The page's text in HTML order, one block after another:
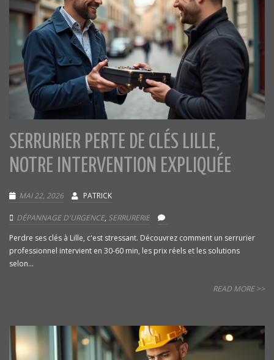
SERRURIER PERTE DE CLÉS LILLE,
NOTRE INTERVENTION EXPLIQUÉE
MAI 22, 2026 PATRICK
DÉPANNAGE D'URGENCE, SERRURERIE
Perdre ses clés à Lille, c'est stressant. Découvrez comment un serrurier
professionnel intervient en 30-60 min, les prix réels et les solutions
selon...
READ MORE >>